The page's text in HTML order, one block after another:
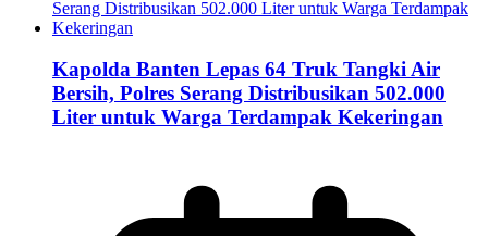
Kapolda Banten Lepas 64 Truk Tangki Air
Bersih, Polres Serang Distribusikan 502.000
Liter untuk Warga Terdampak Kekeringan